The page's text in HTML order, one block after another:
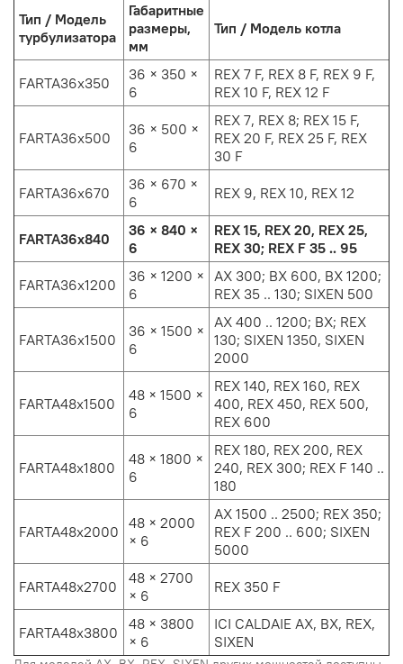
Тип / Модель
турбулизатора
Габаритные
размеры,
мм
Тип / Модель котла
FARTA36х350
36 × 350 ×
6
REX 7 F, REX 8 F, REX 9 F,
REX 10 F, REX 12 F
FARTA36х500
36 × 500 ×
6
REX 7, REX 8; REX 15 F,
REX 20 F, REX 25 F, REX
30 F
FARTA36х670
36 × 670 ×
6
REX 9, REX 10, REX 12
FARTA36х840
36 × 840 ×
6
REX 15, REX 20, REX 25,
REX 30; REX F 35 .. 95
FARTA36x1200
36 × 1200 ×
6
AX 300; BX 600, ВХ 1200;
REX 35 .. 130; SIXEN 500
FARTA36x1500
36 × 1500 ×
6
АХ 400 .. 1200; BX; REX
130; SIXEN 1350, SIXEN
2000
FARTA48x1500
48 × 1500 ×
6
REX 140, REX 160, REX
400, REX 450, REX 500,
REX 600
FARTA48x1800
48 × 1800 ×
6
REX 180, REX 200, REX
240, REX 300; REX F 140 ..
180
FARTA48x2000 48 × 2000
× 6
АХ 1500 .. 2500; REX 350;
REX F 200 .. 600; SIXEN
5000
FARTA48x2700
48 × 2700
× 6
REX 350 F
FARTA48x3800
48 × 3800
× 6
ICI CALDAIE АХ, BX, REX,
SIXEN